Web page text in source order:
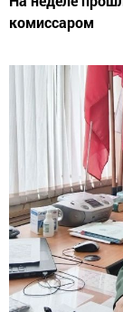
комиссаром